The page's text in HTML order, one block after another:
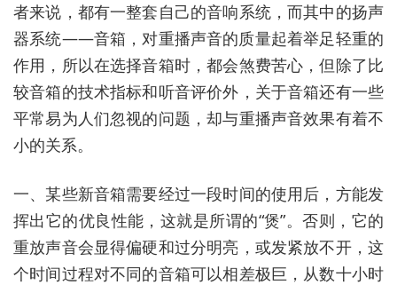
者来说，都有一整套自己的音响系统，而其中的扬声
器系统——音箱，对重播声音的质量起着举足轻重的
作用，所以在选择音箱时，都会煞费苦心，但除了比
较音箱的技术指标和听音评价外，关于音箱还有一些
平常易为人们忽视的问题，却与重播声音效果有着不
小的关系。
一、某些新音箱需要经过一段时间的使用后，方能发
挥出它的优良性能，这就是所谓的“煲”。否则，它的
重放声音会显得偏硬和过分明亮，或发紧放不开，这
个时间过程对不同的音箱可以相差极巨，从数十小时